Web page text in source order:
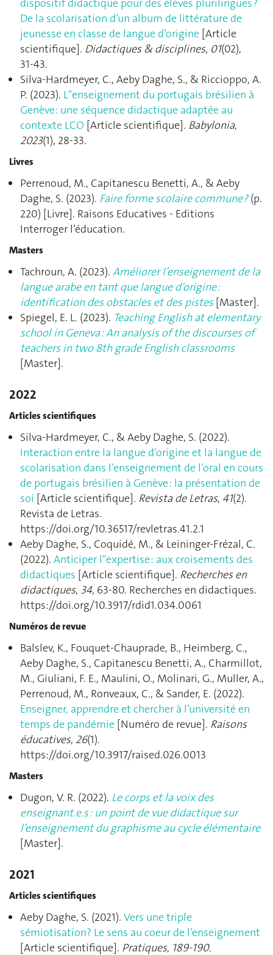
dispositif didactique pour des élèves plurilingues ?
De la scolarisation d’un album de littérature de
jeunesse en classe de langue d’origine [Article
scientifique]. Didactiques & disciplines, 01(02),
31‑43.
Silva-Hardmeyer, C., Aeby Daghe, S., & Riccioppo, A.
P. (2023). L"enseignement du portugais brésilien à
Genève: une séquence didactique adaptée au
contexte LCO [Article scientifique]. Babylonia,
2023(1), 28‑33.
Livres
Perrenoud, M., Capitanescu Benetti, A., & Aeby
Daghe, S. (2023). Faire forme scolaire commune ?(p.
220) [Livre]. Raisons Educatives - Editions
Interroger l’éducation.
Masters
Tachroun, A. (2023). Améliorer l’enseignement de la
langue arabe en tant que langue d’origine :
identification des obstacles et des pistes[Master].
Spiegel, E. L. (2023). Teaching English at elementary
school in Geneva : An analysis of the discourses of
teachers in two 8th grade English classrooms
[Master].
2022
Articles scientifiques
Silva-Hardmeyer, C., & Aeby Daghe, S. (2022).
Interaction entre la langue d’origine et la langue de
scolarisation dans l’enseignement de l’oral en cours
de portugais brésilien à Genève : la présentation de
soi [Article scientifique]. Revista de Letras, 41(2).
Revista de Letras.
https://doi.org/10.36517/revletras.41.2.1
Aeby Daghe, S., Coquidé, M., & Leininger-Frézal, C.
(2022). Anticiper l"expertise : aux croisements des
didactiques [Article scientifique]. Recherches en
didactiques, 34, 63‑80. Recherches en didactiques.
https://doi.org/10.3917/rdid1.034.0061
Numéros de revue
Balslev, K., Fouquet-Chauprade, B., Heimberg, C.,
Aeby Daghe, S., Capitanescu Benetti, A., Charmillot,
M., Giuliani, F. E., Maulini, O., Molinari, G., Muller, A.,
Perrenoud, M., Ronveaux, C., & Sander, E. (2022).
Enseigner, apprendre et chercher à l’université en
temps de pandémie [Numéro de revue]. Raisons
éducatives, 26(1).
https://doi.org/10.3917/raised.026.0013
Masters
Dugon, V. R. (2022). Le corps et la voix des
enseignant.e.s : un point de vue didactique sur
l’enseignement du graphisme au cycle élémentaire
[Master].
2021
Articles scientifiques
Aeby Daghe, S. (2021). Vers une triple
sémiotisation? Le sens au coeur de l’enseignement
[Article scientifique]. Pratiques, 189-190.